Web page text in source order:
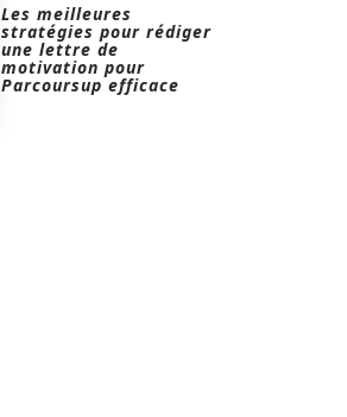
Les meilleures
stratégies pour rédiger
une lettre de
motivation pour
Parcoursup efficace